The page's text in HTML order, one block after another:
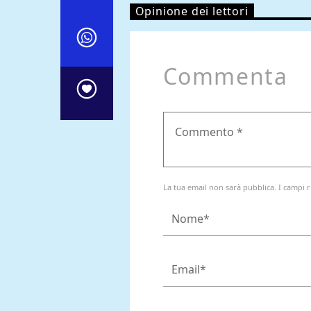
Opinione dei lettori
Commenta
La tua email non sarà pubblica. I campi